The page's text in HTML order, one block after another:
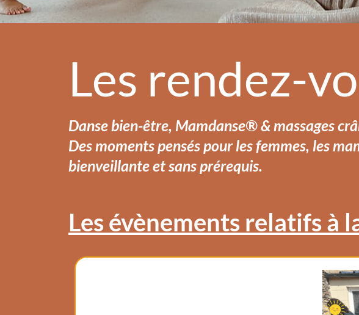
Les rendez-
Danse bien-être, Mamdanse® & massages
Des moments pensés pour les femmes, les
bienveillante et sans prérequis.
Les évènements relatifs à